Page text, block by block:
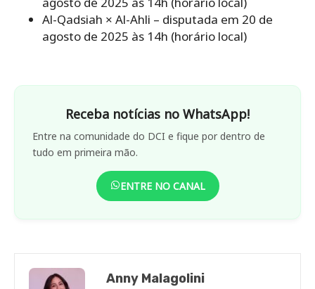
Al-Qadsiah × Al-Ahli – disputada em 20 de
agosto de 2025 às 14h (horário local)
Receba notícias no WhatsApp!
Entre na comunidade do DCI e fique por dentro de
tudo em primeira mão.
ENTRE NO CANAL
Anny Malagolini